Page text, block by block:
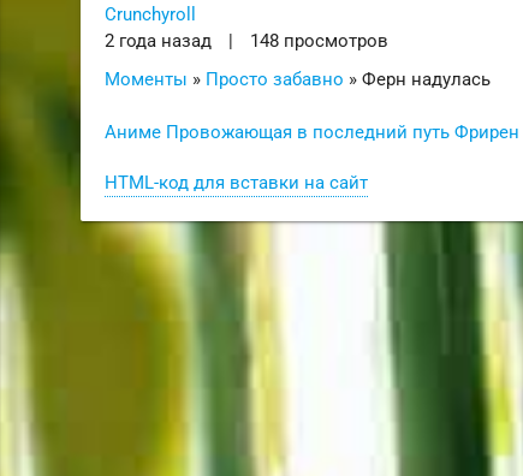
Crunchyroll
2 года назад
|
148 просмотров
Моменты » Просто забавно » Ферн надулась
Аниме Провожающая в последний путь Фрирен
HTML-код для вставки на сайт